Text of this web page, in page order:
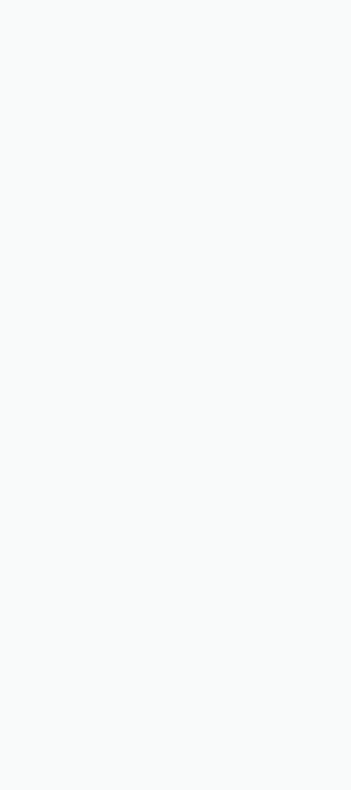
2026
ICCL 2026 - 17th
on
Logistics
full papers: May